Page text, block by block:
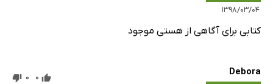
۱۳۹۸/۰۳/۰۴
کتابی برای آگاهی از هستی موجود
Debora
0
0